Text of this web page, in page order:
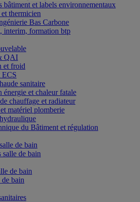
bâtiment et labels environnementaux
thermicien
Bas Carbone
interim, formation btp
QAI
et froid
ECS
sanitaire
énergie et chaleur fatale
chauffage et radiateur
matériel plomberie
du Bâtiment et régulation
de bain
salle de bain
de bain
bain